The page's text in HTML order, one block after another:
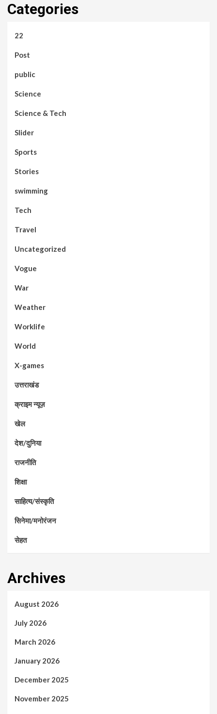
Categories
22
Post
public
Science
Science & Tech
Slider
Sports
Stories
swimming
Tech
Travel
Uncategorized
Vogue
War
Weather
Worklife
World
X-games
उत्तराखंड
क्राइम न्यूज़
खेल
देश/दुनिया
राजनीति
शिक्षा
साहित्य/संस्कृति
सिनेमा/मनोरंजन
सेहत
Archives
August 2026
July 2026
March 2026
January 2026
December 2025
November 2025